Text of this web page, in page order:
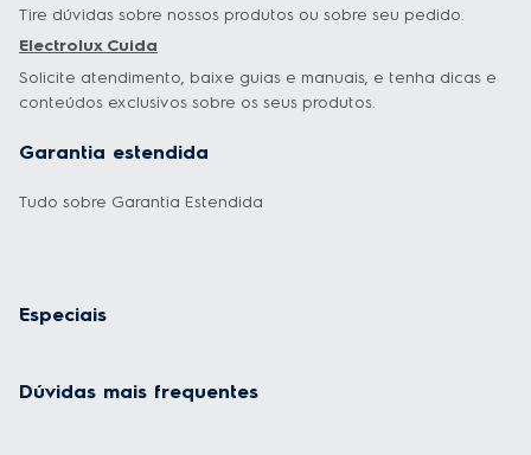
Vidro removível:
Remova o vidro interno com facilidade para melhor
Revestimento FastClean:
Interior do forno com revestimento que impede a
Tire dúvidas sobre nossos produtos ou sobre seu pedido.
Electrolux Cuida
Solicite atendimento, baixe guias e manuais, e tenha dicas e
conteúdos exclusivos sobre os seus produtos.
Garantia estendida
Tudo sobre Garantia Estendida
Especiais
Dúvidas mais frequentes